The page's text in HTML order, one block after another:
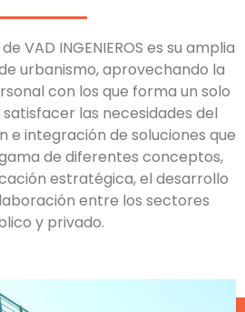
VAD INGENIEROS es su amplia
urbanismo, aprovechando la
con los que forma un solo
las necesidades del
e integración de soluciones que
de diferentes conceptos,
estratégica, el desarrollo
entre los sectores
y privado.